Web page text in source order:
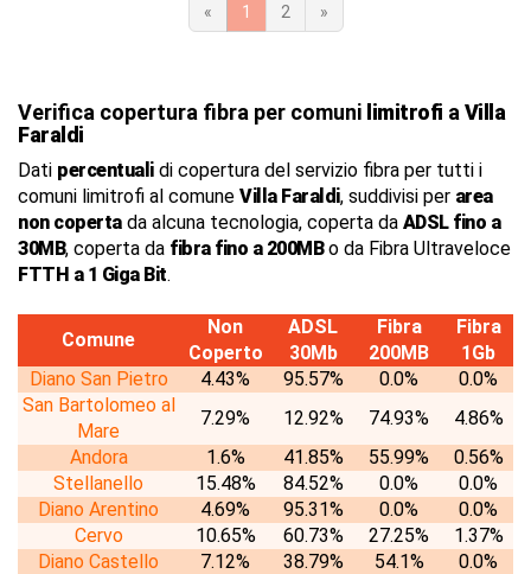
« 1 2 »
Verifica copertura fibra per comuni limitrofi a Villa
Faraldi
Dati percentualidi copertura del servizio fibra per tutti i
comuni limitrofi al comune Villa Faraldi, suddivisi per area
non copertada alcuna tecnologia, coperta da ADSL fino a
30MB, coperta da fibra fino a 200MBo da Fibra Ultraveloce
FTTH a 1 Giga Bit.
Comune
Non
Coperto
ADSL
30Mb
Fibra
200MB
Fibra
1Gb
Diano San Pietro
4.43% 95.57% 0.0%
0.0%
San Bartolomeo al
Mare
7.29% 12.92% 74.93%
4.86%
Andora
1.6% 41.85% 55.99%
0.56%
Stellanello
15.48% 84.52% 0.0%
0.0%
Diano Arentino
4.69% 95.31% 0.0%
0.0%
Cervo
10.65% 60.73% 27.25%
1.37%
Diano Castello
7.12% 38.79% 54.1%
0.0%